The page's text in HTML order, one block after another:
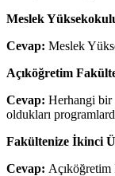
Meslek
Cevap: Meslek
Açıköğretim
Cevap: Herhangi bir
oldukları
Fakültenize İkinci
Cevap: Açıköğretim